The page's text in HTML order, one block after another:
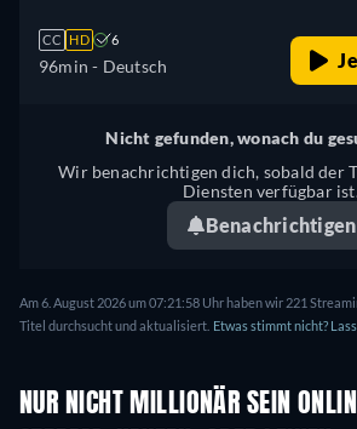
CC HD 6
96min - Deutsch
Nicht gefunden, wonach du
Wir benachrichtigen dich, sobald der
Diensten verfügbar
Benachrichtigen
Am 6. August 2026 um 07:21:58 Uhr haben wir 221
Titel durchsucht und aktualisiert. Etwas stimmt nicht?
NUR NICHT MILLIONÄR SEIN